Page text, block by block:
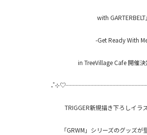
with GARTERBELT
-Get Ready With
in TreeVillage Cafe 開催決
TRIGGER新規描き下ろしイラ
「GRWM」シリーズのグッズが